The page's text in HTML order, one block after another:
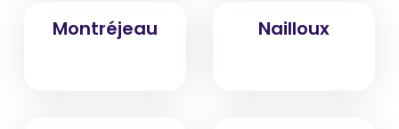
Montréjeau Nailloux